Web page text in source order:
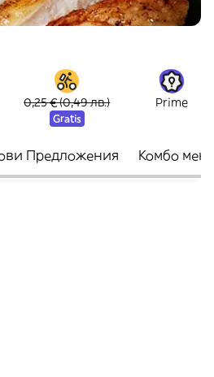
0,25 € (0,49 лв.)
Gratis
Prime
Предложения Комбо